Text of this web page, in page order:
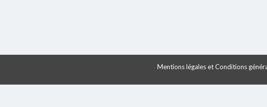
Mentions légales et Conditions